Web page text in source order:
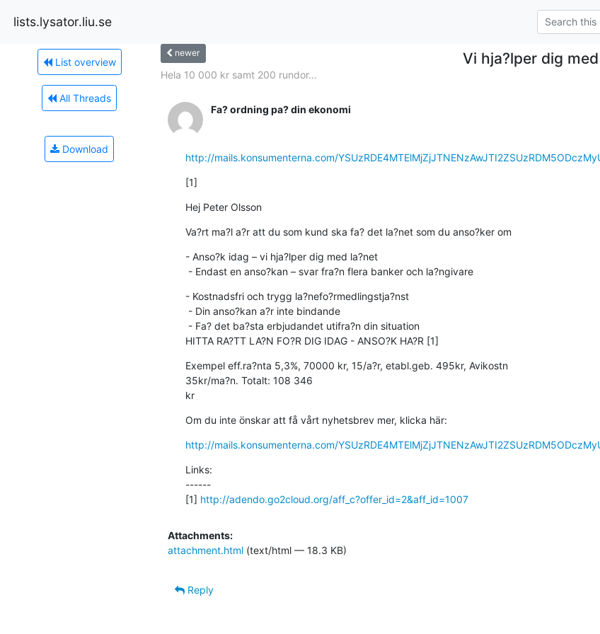
lists.lysator.liu.se
List overview
All Threads
Download
newer Vi hja?lper dig
Hela 10 000 kr samt 200 rundor...
Fa? ordning pa? din ekonomi
http://mails.konsumenterna.com/
[1]
Hej Peter Olsson
Va?rt ma?l a?r att du som kund ska fa? det la?net som du anso?ker om
- Anso?k idag – vi hja?lper dig med la?net
- Endast en anso?kan – svar fra?n flera banker och la?ngivare
- Kostnadsfri och trygg la?nefo?rmedlingstja?nst
HITTA RA?TT LA?N FO?R DIG IDAG - ANSO?K HA?R [1]
Exempel eff.ra?nta 5,3%, 70000 kr, 15/a?r, etabl.geb. 495kr, Avikostn
35kr/ma?n. Totalt: 108 346
kr
Om du inte önskar att få vårt nyhetsbrev mer, klicka här:
http://mails.konsumenterna.com/
Links:
------
[1] http://adendo.go2cloud.org/aff_c?offer_id=2&aff_id=1007
Attachments:
attachment.html(text/html — 18.3 KB)
Reply